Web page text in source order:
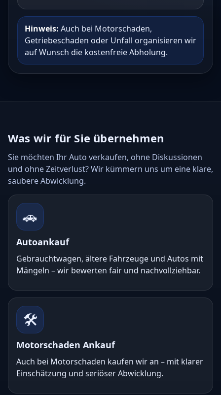
Hinweis: Auch bei Motorschaden,
Getriebeschaden oder Unfall organisieren wir
auf Wunsch die kostenfreie Abholung.
Was wir für Sie übernehmen
Sie möchten Ihr Auto verkaufen, ohne Diskussionen
und ohne Zeitverlust? Wir kümmern uns um eine klare,
saubere Abwicklung.
🚗
Autoankauf
Gebrauchtwagen, ältere Fahrzeuge und Autos mit
Mängeln – wir bewerten fair und nachvollziehbar.
🛠️
Motorschaden Ankauf
Auch bei Motorschaden kaufen wir an – mit klarer
Einschätzung und seriöser Abwicklung.